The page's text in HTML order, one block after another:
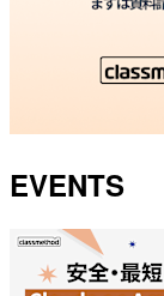
EVENTS